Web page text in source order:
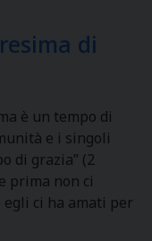
di
è un tempo di
e i singoli
di grazia” (2
prima non ci
egli ci ha amati per